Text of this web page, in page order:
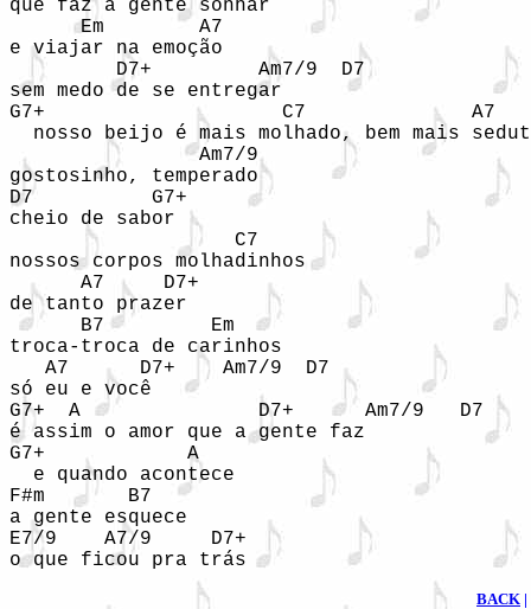
que faz a gente sonhar
      Em        A7
e viajar na emoção
         D7+         Am7/9  D7
sem medo de se entregar
G7+                    C7              A7
nosso beijo é mais molhado, bem mais
                Am7/9
gostosinho, temperado
D7          G7+
cheio de sabor
                   C7
nossos corpos molhadinhos
      A7     D7+
de tanto prazer
      B7         Em
troca-troca de carinhos
   A7      D7+    Am7/9  D7
só eu e você
G7+  A               D7+      Am7/9   D7
é assim o amor que a gente faz
G7+            A
  e quando acontece
F#m       B7
a gente esquece
E7/9    A7/9     D7+
BACK |